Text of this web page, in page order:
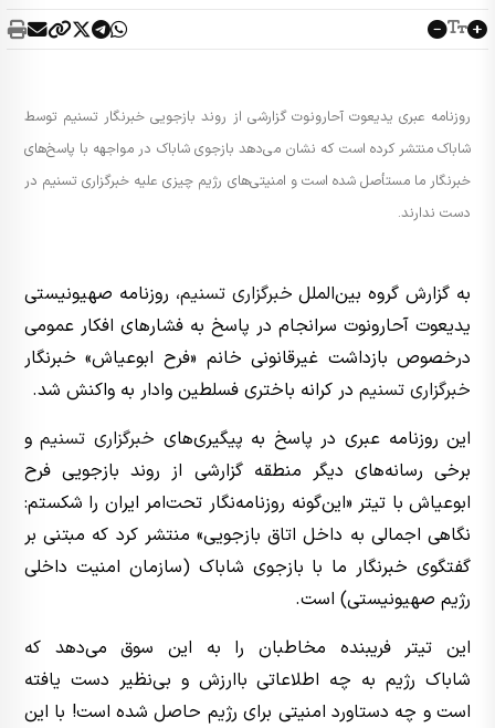
روزنامه عبری یدیعوت آحارونوت گزارشی از روند بازجویی خبرنگار تسنیم توسط
شاباک منتشر کرده است که نشان می‌دهد بازجوی شاباک در مواجهه با پاسخ‌های
خبرنگار ما مستأصل شده است و امنیتی‌های رژیم چیزی علیه خبرگزاری تسنیم در
دست ندارند.
به گزارش گروه بین‌الملل خبرگزاری تسنیم، روزنامه صهیونیستی
یدیعوت آحارونوت سرانجام در پاسخ به فشارهای افکار عمومی
درخصوص بازداشت غیرقانونی خانم «فرح ابوعیاش» خبرنگار
خبرگزاری تسنیمدر کرانه باختری فسلطین وادار به واکنش شد.
این روزنامه عبری در پاسخ به پیگیری‌های خبرگزاری تسنیمو
برخی رسانه‌های دیگر منطقه‌ گزارشی از روند بازجویی فرح
ابوعیاش با تیتر «این‌گونه روزنامه‌نگار تحت‌امر ایران را شکستم:
نگاهی اجمالی به داخل اتاق بازجویی» منتشر کرد که مبتنی بر
گفتگوی خبرنگار ما با بازجوی شاباک (سازمان امنیت داخلی
رژیم صهیونیستی) است.
این تیتر فریبنده مخاطبان را به این سوق می‌دهد که
شاباک رژیم به چه اطلاعاتی باارزش و بی‌نظیر دست یافته
است و چه دستاورد امنیتی برای رژیم حاصل شده است! با این